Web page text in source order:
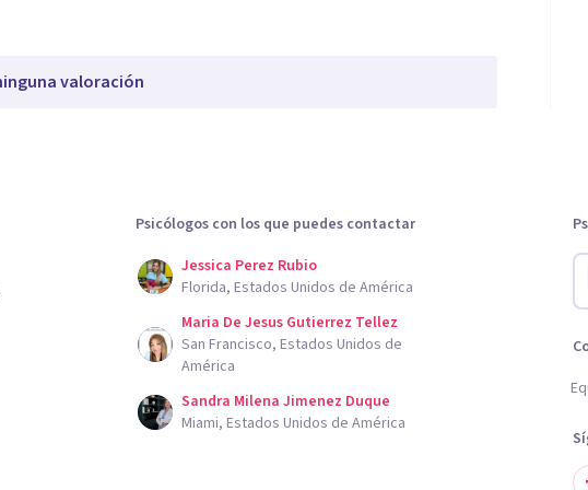
valoración
Psicólogos con los que puedes contactar
Jessica Perez Rubio
Florida, Estados Unidos de América
Maria De Jesus Gutierrez Tellez
San Francisco, Estados Unidos de
América
Sandra Milena Jimenez Duque
Miami, Estados Unidos de América